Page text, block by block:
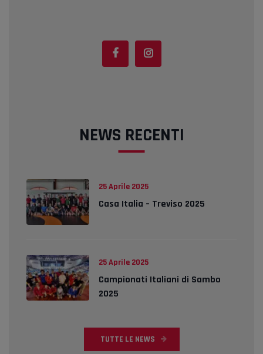
NEWS RECENTI
25 Aprile 2025
Casa Italia – Treviso 2025
25 Aprile 2025
Campionati Italiani di Sambo
2025
TUTTE LE NEWS